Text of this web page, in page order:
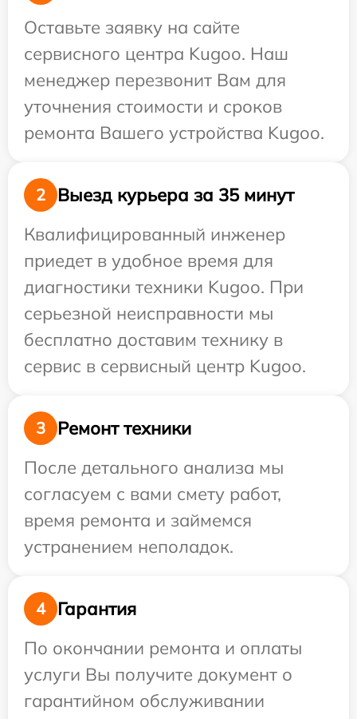
Оставьте заявку на сайте
сервисного центра Kugoo. Наш
менеджер перезвонит Вам для
уточнения стоимости и сроков
ремонта Вашего устройства Kugoo.
2
Выезд курьера за 35 минут
Квалифицированный инженер
приедет в удобное время для
диагностики техники Kugoo. При
серьезной неисправности мы
бесплатно доставим технику в
сервис в сервисный центр Kugoo.
3
Ремонт техники
После детального анализа мы
согласуем с вами смету работ,
время ремонта и займемся
устранением неполадок.
4
Гарантия
По окончании ремонта и оплаты
услуги Вы получите документ о
гарантийном обслуживании